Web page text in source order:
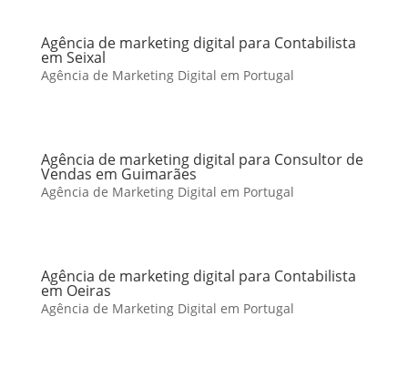
Agência de marketing digital para Contabilista
em Seixal
Agência de Marketing Digital em Portugal
Agência de marketing digital para Consultor de
Vendas em Guimarães
Agência de Marketing Digital em Portugal
Agência de marketing digital para Contabilista
em Oeiras
Agência de Marketing Digital em Portugal